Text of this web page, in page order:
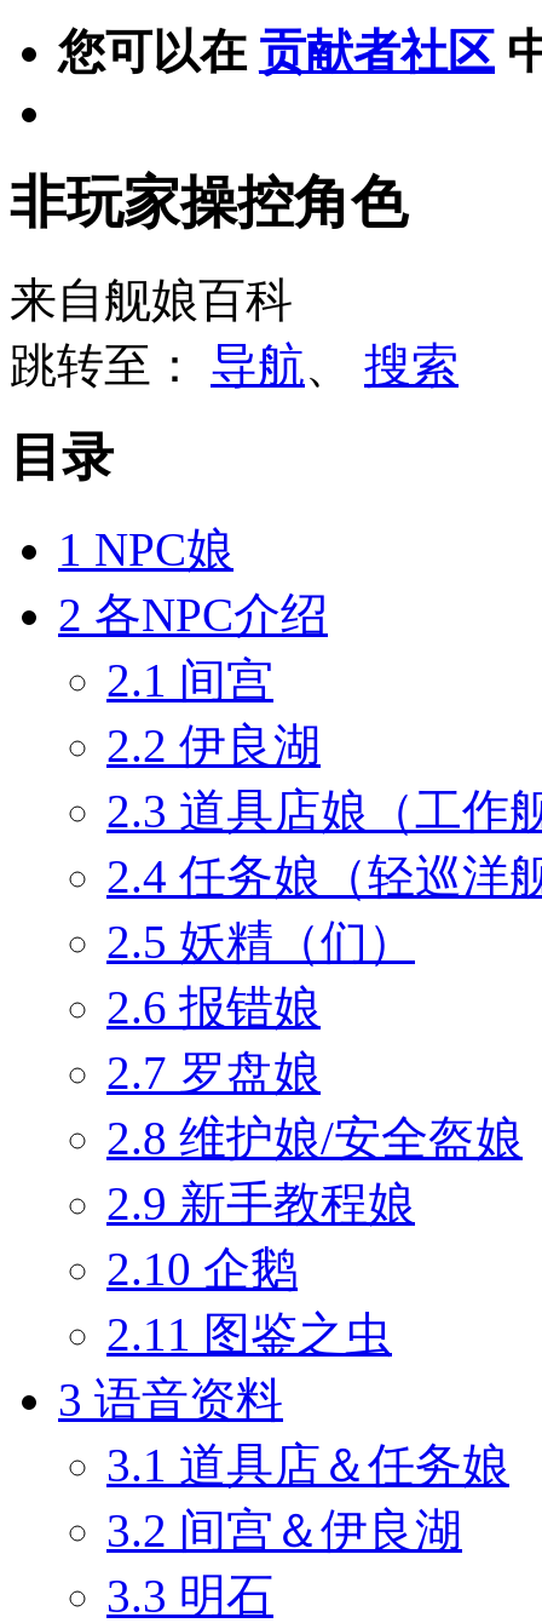
您可以在 贡献者社区
非玩家操控角色
来自舰娘百科
跳转至： 导航、 搜索
目录
1 NPC娘
2 各NPC介绍
2.1 间宫
2.2 伊良湖
2.3 道具店娘（工作
2.4 任务娘（轻巡洋
2.5 妖精（们）
2.6 报错娘
2.7 罗盘娘
2.8 维护娘/安全盔娘
2.9 新手教程娘
2.10 企鹅
2.11 图鉴之虫
3 语音资料
3.1 道具店＆任务娘
3.2 间宫＆伊良湖
3.3 明石